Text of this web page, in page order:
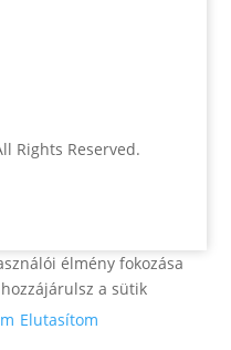
Rights Reserved.
élmény fokozása
a sütik
Elutasítom